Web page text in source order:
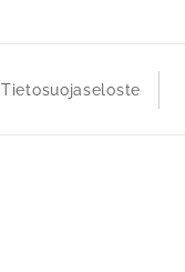
Tietosuojaseloste